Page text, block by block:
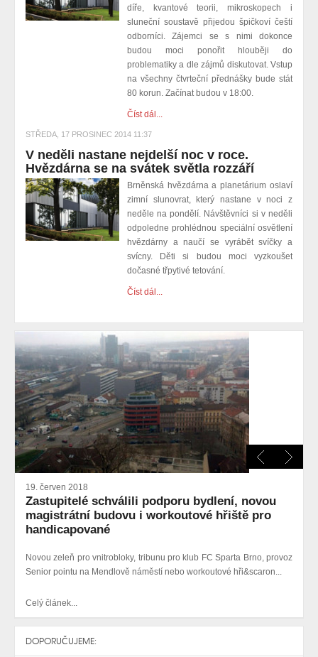
díře, kvantové teorii, mikroskopech i
sluneční soustavě přijedou špičkoví čeští
odborníci. Zájemci se s nimi dokonce
budou moci ponořit hlouběji do
problematiky a dle zájmů diskutovat. Vstup
na všechny čtvrteční přednášky bude stát
80 korun. Začínat budou v 18:00.
Číst dál...
STŘEDA, 17 PROSINEC 2014 11:37
V neděli nastane nejdelší noc v roce.
Hvězdárna se na svátek světla rozzáří
Brněnská hvězdárna a planetárium oslaví
zimní slunovrat, který nastane v noci z
neděle na pondělí. Návštěvníci si v neděli
odpoledne prohlédnou speciální osvětlení
hvězdárny a naučí se vyrábět svíčky a
svícny. Děti si budou moci vyzkoušet
dočasné třpytivé tetování.
Číst dál...
19. červen 2018
Zastupitelé schválili podporu bydlení, novou
magistrátní budovu i workoutové hřiště pro
handicapované
Novou zeleň pro vnitrobloky, tribunu pro klub FC Sparta Brno, provoz
Senior pointu na Mendlově náměstí nebo workoutové hři&scaron...
Celý článek...
DOPORUČUJEME: